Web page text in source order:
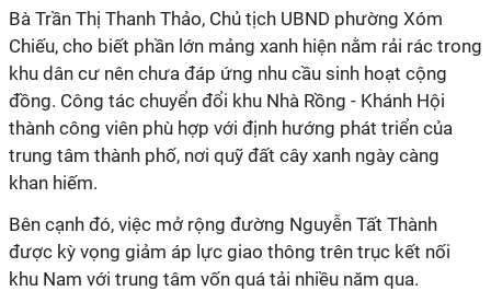
Bà Trần Thị Thanh Thảo, Chủ tịch UBND phường Xóm
Chiếu, cho biết phần lớn mảng xanh hiện nằm rải rác trong
khu dân cư nên chưa đáp ứng nhu cầu sinh hoạt cộng
đồng. Công tác chuyển đổi khu Nhà Rồng - Khánh Hội
thành công viên phù hợp với định hướng phát triển của
trung tâm thành phố, nơi quỹ đất cây xanh ngày càng
khan hiếm.
Bên cạnh đó, việc mở rộng đường Nguyễn Tất Thành
được kỳ vọng giảm áp lực giao thông trên trục kết nối
khu Nam với trung tâm vốn quá tải nhiều năm qua.